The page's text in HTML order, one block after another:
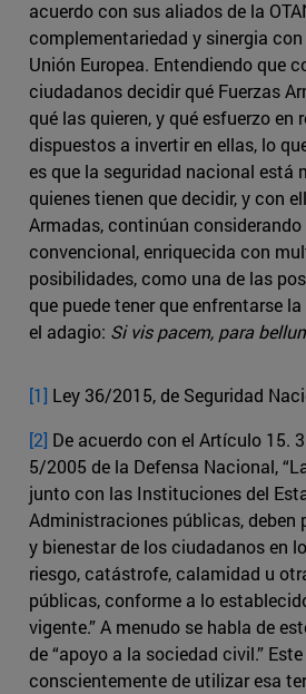
acuerdo con sus aliados de la
complementariedad y sinergia
Unión Europea. Entendiendo que
ciudadanos decidir qué Fuerzas
qué las quieren, y qué esfuerzo en
dispuestos a invertir en ellas, lo
es que la seguridad nacional está
quienes tienen que decidir, y con
Armadas, continúan considerando
convencional, enriquecida con
posibilidades, como una de las
que puede tener que enfrentarse
el adagio: Si vis pacem, para
[1] Ley 36/2015, de Seguridad
[2] De acuerdo con el Artículo 15.
5/2005 de la Defensa Nacional,
junto con las Instituciones del
Administraciones públicas, deben
y bienestar de los ciudadanos en
riesgo, catástrofe, calamidad u
públicas, conforme a lo
vigente.” A menudo se habla de
de “apoyo a la sociedad civil.”
conscientemente de utilizar esa